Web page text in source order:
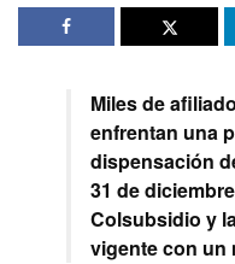
Miles de
enfrentan una
dispensación
31 de
Colsubsidio y
vigente con un